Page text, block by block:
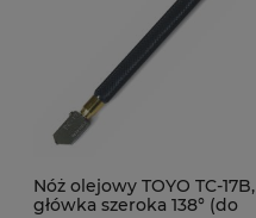
Nóż olejowy TOYO TC-17B,
główka szeroka 138° (do